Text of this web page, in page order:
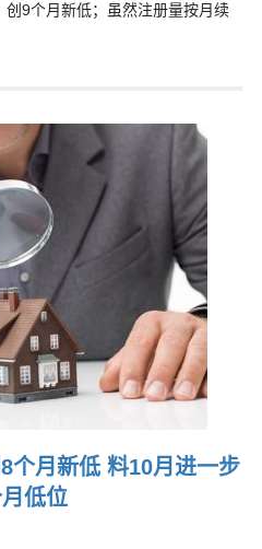
9个月新低；虽然注册量按月续
个月新低 料10月进一步
低位